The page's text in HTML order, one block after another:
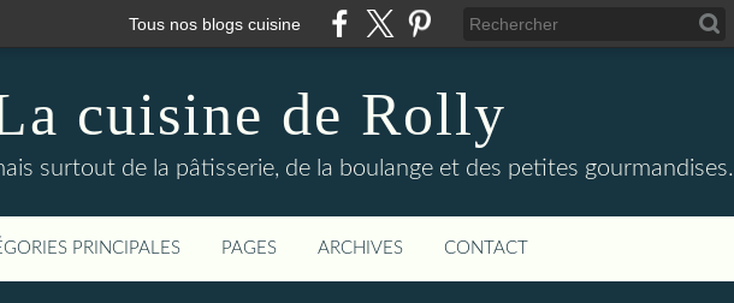
Tous nos blogs cuisine
cuisine de Rolly
surtout de la pâtisserie, de la boulange et des petites gourmandises.
PRINCIPALES PAGES ARCHIVES CONTACT